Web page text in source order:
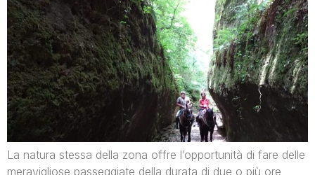
La natura stessa della zona offre l’opportunità di fare delle
meravigliose passeggiate della durata di due o più ore